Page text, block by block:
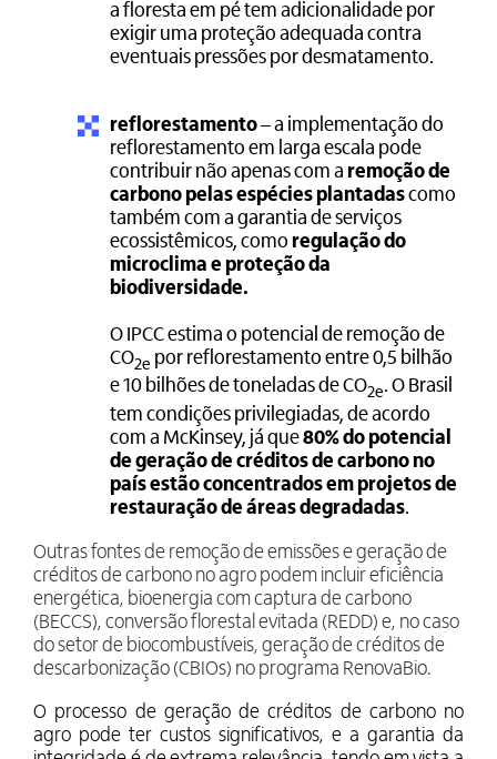
a floresta em pé tem adicionalidade por
exigir uma proteção adequada contra
eventuais pressões por desmatamento.
reflorestamento– a implementação do
reflorestamento em larga escala pode
contribuir não apenas com a remoção de
carbono pelas espécies plantadascomo
também com a garantia de serviços
ecossistêmicos, como regulação do
microclima e proteção da
biodiversidade.
O IPCC estima o potencial de remoção de
CO2e por reflorestamento entre 0,5 bilhão
e 10 bilhões de toneladas de CO2e. O Brasil
tem condições privilegiadas, de acordo
com a McKinsey, já que80% do potencial
de geração de créditos de carbono no
país estão concentrados em projetos de
restauração de áreas degradadas.
Outras fontes de remoção de emissões e geração de
créditos de carbono no agro podem incluir eficiência
energética, bioenergia com captura de carbono
(BECCS), conversão florestal evitada (REDD) e, no caso
do setor de biocombustíveis, geração de créditos de
descarbonização (CBIOs) no programa RenovaBio.
O processo de geração de créditos de carbono no
agro pode ter custos significativos, e a garantia da